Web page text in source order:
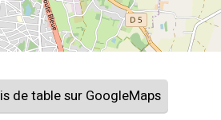
de table sur GoogleMaps